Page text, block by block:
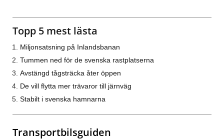
Topp 5 mest lästa
Miljonsatsning på Inlandsbanan
Tummen ned för de svenska rastplatserna
Avstängd tågsträcka åter öppen
De vill flytta mer trävaror till järnväg
Stabilt i svenska hamnarna
Transportbilsguiden